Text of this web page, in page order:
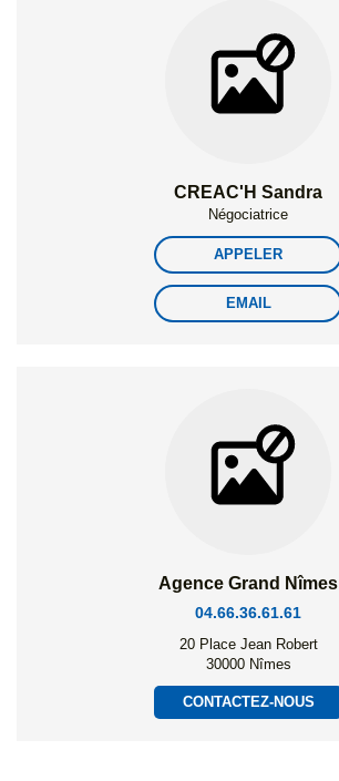
CREAC'H Sandra
Négociatrice
APPELER
EMAIL
Agence Grand Nîmes
04.66.36.61.61
20 Place Jean Robert
30000 Nîmes
CONTACTEZ-NOUS